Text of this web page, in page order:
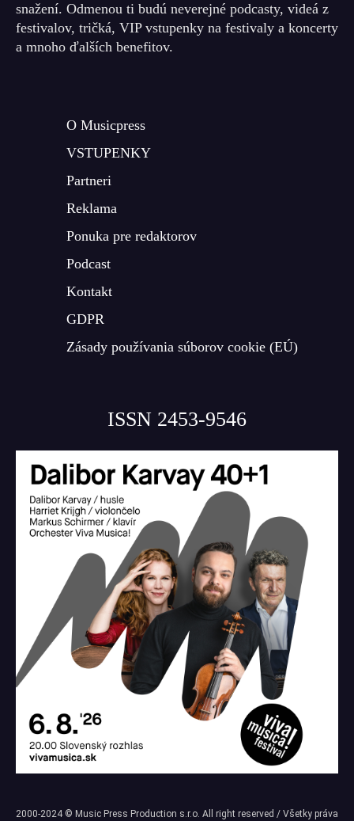
snažení. Odmenou ti budú neverejné podcasty, videá z
festivalov, tričká, VIP vstupenky na festivaly a koncerty
a mnoho ďalších benefitov.
O Musicpress
VSTUPENKY
Partneri
Reklama
Ponuka pre redaktorov
Podcast
Kontakt
GDPR
Zásady používania súborov cookie (EÚ)
ISSN 2453-9546
2000-2024 © Music Press Production s.r.o. All right reserved / Všetky práva